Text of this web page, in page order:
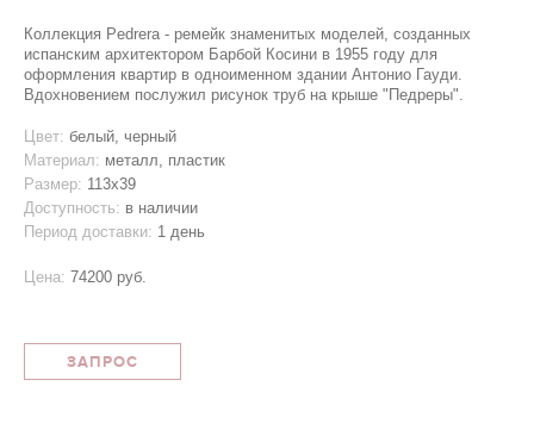
Коллекция Pedrera - ремейк знаменитых моделей, созданных
испанским архитектором Барбой Косини в 1955 году для
оформления квартир в одноименном здании Антонио Гауди.
Вдохновением послужил рисунок труб на крыше "Педреры".
Цвет: белый, черный
Материал: металл, пластик
Размер: 113x39
Доступность: в наличии
Период доставки: 1 день
Цена: 74200 руб.
ЗАПРОС